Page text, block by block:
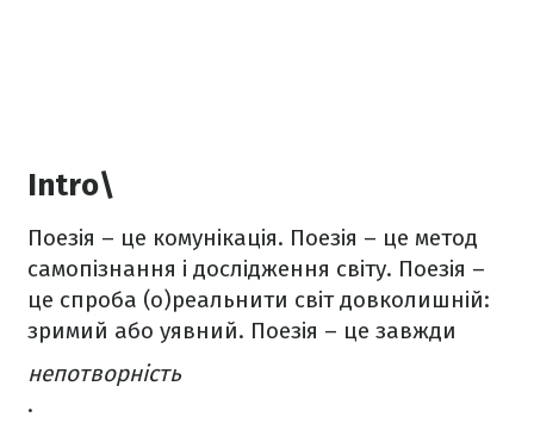
Intro\
Поезія – це комунікація. Поезія – це метод
самопізнання і дослідження світу. Поезія –
це спроба (о)реальнити світ довколишній:
зримий або уявний. Поезія – це завжди
непотворність
.